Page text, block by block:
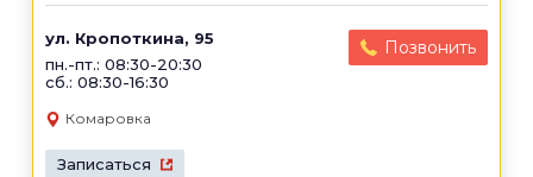
ул. Кропоткина, 95
пн.-пт.: 08:30-20:30
сб.: 08:30-16:30
Позвонить
Комаровка
Записаться